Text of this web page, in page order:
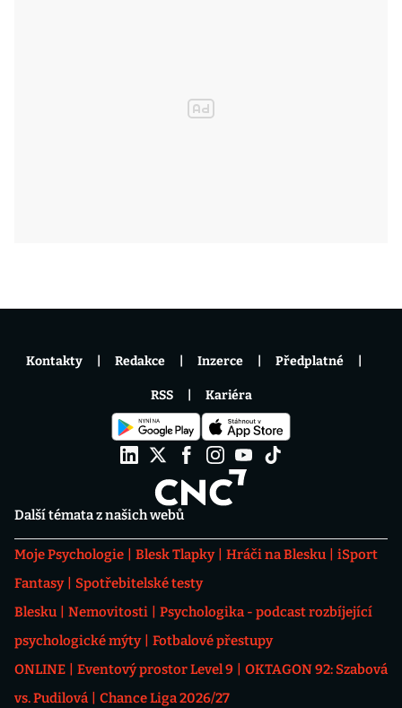
Další témata z našich webů
Moje Psychologie Blesk Tlapky Hráči na Blesku
iSport
Fantasy
Spotřebitelské testy
Blesku
Nemovitosti
Psychologika - podcast rozbíjející
psychologické mýty
Fotbalové přestupy
ONLINE
Eventový prostor Level 9
OKTAGON 92: Szabová
vs. Pudilová
Chance Liga 2026/27
Kontakty Redakce Inzerce Předplatné
RSS Kariéra